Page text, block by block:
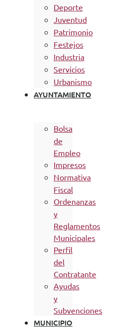
Deporte
Juventud
Patrimonio
Festejos
Industria
Servicios
Urbanismo
AYUNTAMIENTO
Bolsa
de
Empleo
Impresos
Normativa
Fiscal
Ordenanzas
y
Reglamentos
Municipales
Perfil
del
Contratante
Ayudas
y
Subvenciones
MUNICIPIO